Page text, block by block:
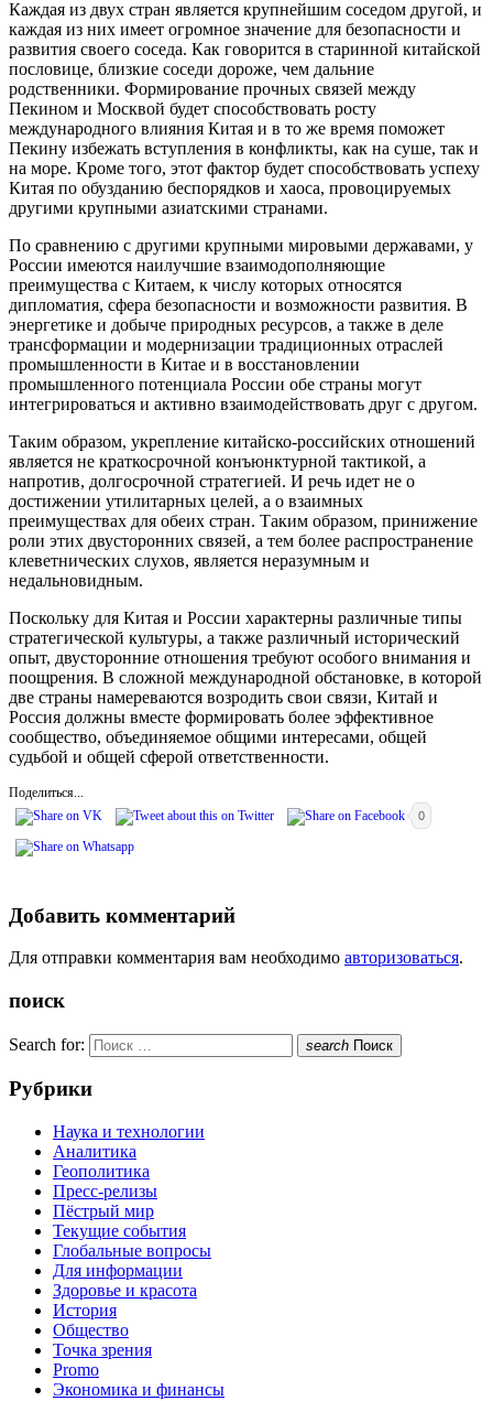
Каждая из двух стран является крупнейшим соседом другой, и
каждая из них имеет огромное значение для безопасности и
развития своего соседа. Как говорится в старинной китайской
пословице, близкие соседи дороже, чем дальние
родственники. Формирование прочных связей между
Пекином и Москвой будет способствовать росту
международного влияния Китая и в то же время поможет
Пекину избежать вступления в конфликты, как на суше, так и
на море. Кроме того, этот фактор будет способствовать успеху
Китая по обузданию беспорядков и хаоса, провоцируемых
другими крупными азиатскими странами.
По сравнению с другими крупными мировыми державами, у
России имеются наилучшие взаимодополняющие
преимущества с Китаем, к числу которых относятся
дипломатия, сфера безопасности и возможности развития. В
энергетике и добыче природных ресурсов, а также в деле
трансформации и модернизации традиционных отраслей
промышленности в Китае и в восстановлении
промышленного потенциала России обе страны могут
интегрироваться и активно взаимодействовать друг с другом.
Таким образом, укрепление китайско-российских отношений
является не краткосрочной конъюнктурной тактикой, а
напротив, долгосрочной стратегией. И речь идет не о
достижении утилитарных целей, а о взаимных
преимуществах для обеих стран. Таким образом, принижение
роли этих двусторонних связей, а тем более распространение
клеветнических слухов, является неразумным и
недальновидным.
Поскольку для Китая и России характерны различные типы
стратегической культуры, а также различный исторический
опыт, двусторонние отношения требуют особого внимания и
поощрения. В сложной международной обстановке, в которой
две страны намереваются возродить свои связи, Китай и
Россия должны вместе формировать более эффективное
сообщество, объединяемое общими интересами, общей
судьбой и общей сферой ответственности.
Поделиться...
0
Добавить комментарий
Для отправки комментария вам необходимо авторизоваться.
поиск
Search for: search Поиск
Рубрики
Наука и технологии
Аналитика
Геополитика
Пресс-релизы
Пёстрый мир
Текущие события
Глобальные вопросы
Для информации
Здоровье и красота
История
Общество
Точка зрения
Promo
Экономика и финансы